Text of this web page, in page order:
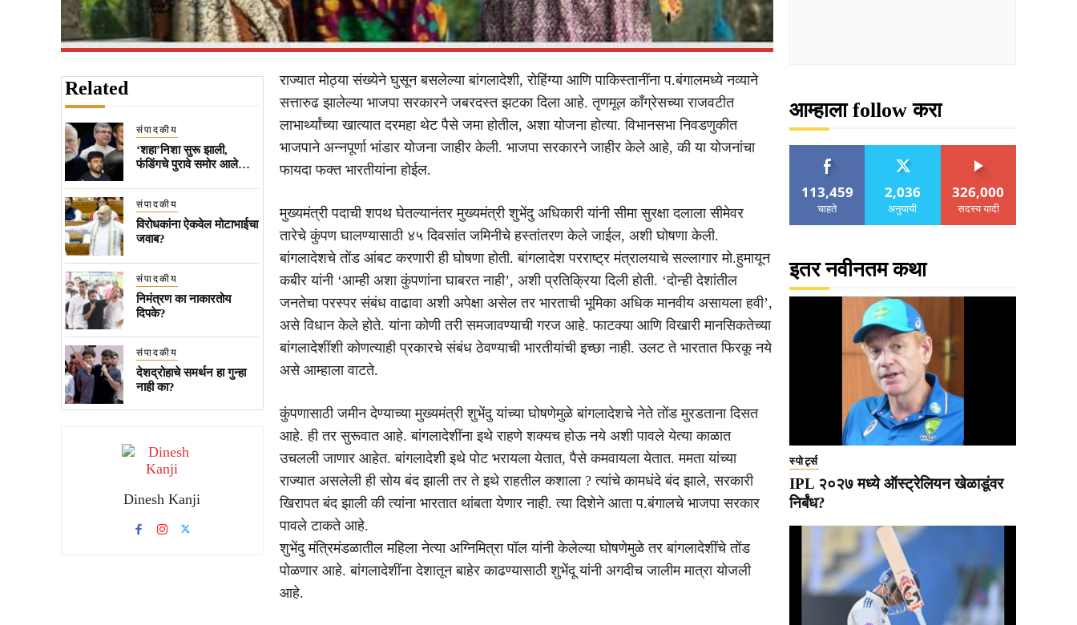
Related
संपादकीय
‘शहा’निशा सुरू झाली,
फंडिंगचे पुरावे समोर आले…
संपादकीय
विरोधकांना ऐकवेल मोटाभाईचा
जवाब?
संपादकीय
निमंत्रण का नाकारतोय
दिपके?
संपादकीय
देशद्रोहाचे समर्थन हा गुन्हा
नाही का?
Dinesh Kanji
राज्यात मोठ्या संख्येने घुसून बसलेल्या बांगलादेशी, रोहिंग्या आणि पाकिस्तानींना प.बंगालमध्ये नव्याने
सत्तारुढ झालेल्या भाजपा सरकारने जबरदस्त झटका दिला आहे. तृणमूल काँग्रेसच्या राजवटीत
लाभार्थ्यांच्या खात्यात दरमहा थेट पैसे जमा होतील, अशा योजना होत्या. विभानसभा निवडणुकीत
भाजपाने अन्नपूर्णा भांडार योजना जाहीर केली. भाजपा सरकारने जाहीर केले आहे, की या योजनांचा
फायदा फक्त भारतीयांना होईल.
मुख्यमंत्री पदाची शपथ घेतल्यानंतर मुख्यमंत्री शुभेंदु अधिकारी यांनी सीमा सुरक्षा दलाला सीमेवर
तारेचे कुंपण घालण्यासाठी ४५ दिवसांत जमिनीचे हस्तांतरण केले जाईल, अशी घोषणा केली.
बांगलादेशचे तोंड आंबट करणारी ही घोषणा होती. बांगलादेश परराष्ट्र मंत्रालयाचे सल्लागार मो.हुमायून
कबीर यांनी ‘आम्ही अशा कुंपणांना घाबरत नाही’, अशी प्रतिक्रिया दिली होती. ‘दोन्ही देशांतील
जनतेचा परस्पर संबंध वाढावा अशी अपेक्षा असेल तर भारताची भूमिका अधिक मानवीय असायला हवी’,
असे विधान केले होते. यांना कोणी तरी समजावण्याची गरज आहे. फाटक्या आणि विखारी मानसिकतेच्या
बांगलादेशींशी कोणत्याही प्रकारचे संबंध ठेवण्याची भारतीयांची इच्छा नाही. उलट ते भारतात फिरकू नये
असे आम्हाला वाटते.
कुंपणासाठी जमीन देण्याच्या मुख्यमंत्री शुभेंदु यांच्या घोषणेमुळे बांगलादेशचे नेते तोंड मुरडताना दिसत
आहे. ही तर सुरूवात आहे. बांगलादेशींना इथे राहणे शक्यच होऊ नये अशी पावले येत्या काळात
उचलली जाणार आहेत. बांगलादेशी इथे पोट भरायला येतात, पैसे कमवायला येतात. ममता यांच्या
राज्यात असलेली ही सोय बंद झाली तर ते इथे राहतील कशाला ? त्यांचे कामधंदे बंद झाले, सरकारी
खिरापत बंद झाली की त्यांना भारतात थांबता येणार नाही. त्या दिशेने आता प.बंगालचे भाजपा सरकार
पावले टाकते आहे.
शुभेंदु मंत्रिमंडळातील महिला नेत्या अग्निमित्रा पॉल यांनी केलेल्या घोषणेमुळे तर बांगलादेशींचे तोंड
पोळणार आहे. बांगलादेशींना देशातून बाहेर काढण्यासाठी शुभेंदू यांनी अगदीच जालीम मात्रा योजली
आहे.
आम्हाला follow करा
113,459
चाहते
2,036
अनुयायी
326,000
सदस्य यादी
इतर नवीनतम कथा
स्पोर्ट्स
IPL २०२७ मध्ये ऑस्ट्रेलियन खेळाडूंवर
निर्बंध?